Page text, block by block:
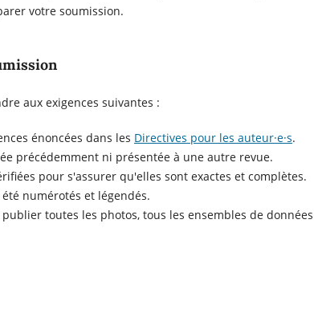
votre soumission.
aux exigences suivantes :
énoncées dans les Directives pour les auteur·e·s.
précédemment ni présentée à une autre revue.
pour s'assurer qu'elles sont exactes et complètes.
numérotés et légendés.
toutes les photos, tous les ensembles de